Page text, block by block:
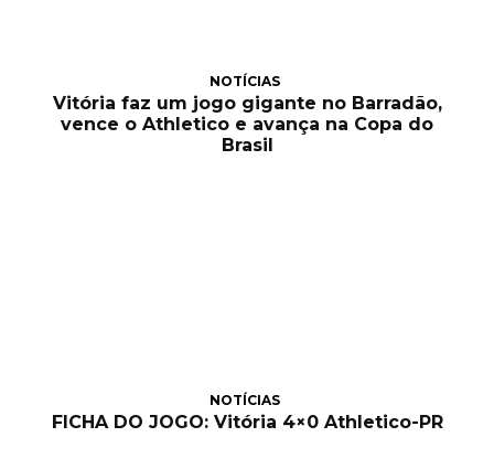
NOTÍCIAS
Vitória faz um jogo gigante no Barradão,
vence o Athletico e avança na Copa do
Brasil
NOTÍCIAS
FICHA DO JOGO: Vitória 4×0 Athletico-PR